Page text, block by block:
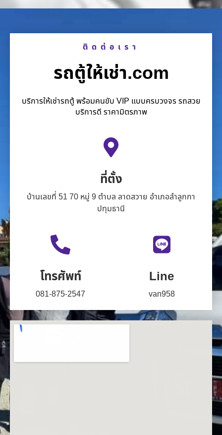
ติดต่อเรา
รถตู้ให้เช่า.com
บริการให้เช่ารถตู้ พร้อมคนขับ VIP แบบครบวงจร รถสวย
บริการดี ราคามิตรภาพ
ที่ตั้ง
บ้านเลขที่ 51 70 หมู่ 9 ตำบล ลาดสวาย อำเภอลำลูกกา
ปทุมธานี
โทรศัพท์
081-875-2547
Line
van958